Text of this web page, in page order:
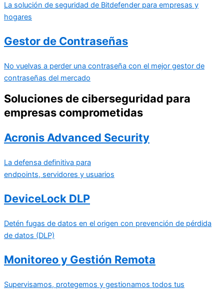
La solución de seguridad de Bitdefender para empresas y
hogares
Gestor de Contraseñas
No vuelvas a perder una contraseña con el mejor gestor de
contraseñas del mercado
Soluciones de ciberseguridad para
empresas comprometidas
Acronis Advanced Security
La defensa definitiva para
endpoints, servidores y usuarios
DeviceLock DLP
Detén fugas de datos en el origen con prevención de pérdida
de datos (DLP)
Monitoreo y Gestión Remota
Supervisamos, protegemos y gestionamos todos tus